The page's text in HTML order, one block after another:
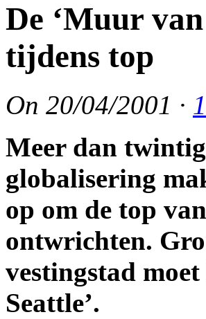
De ‘Muur
tijdens top
On 20/04/2001 ·
Meer dan
globalisering
op om de top
ontwrichten.
vestingstad
Seattle’.